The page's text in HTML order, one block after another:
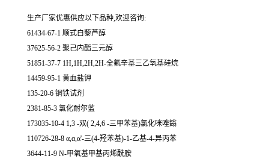
生产厂家优惠供应以下品种,欢迎咨询:
61434-67-1 顺式白藜芦醇
37625-56-2 聚己内酯三元醇
51851-37-7 1H,1H,2H,2H-全氟辛基三乙氧基硅烷
14459-95-1 黄血盐钾
135-20-6 铜铁试剂
2381-85-3 氯化耐尔蓝
173035-10-4 1,3 -双( 2,4,6 -三甲苯基)氯化咪唑鎓
110726-28-8 α,α,α'-三(4-羟苯基)-1-乙基-4-异丙苯
3644-11-9 N-甲氧基甲基丙烯酰胺